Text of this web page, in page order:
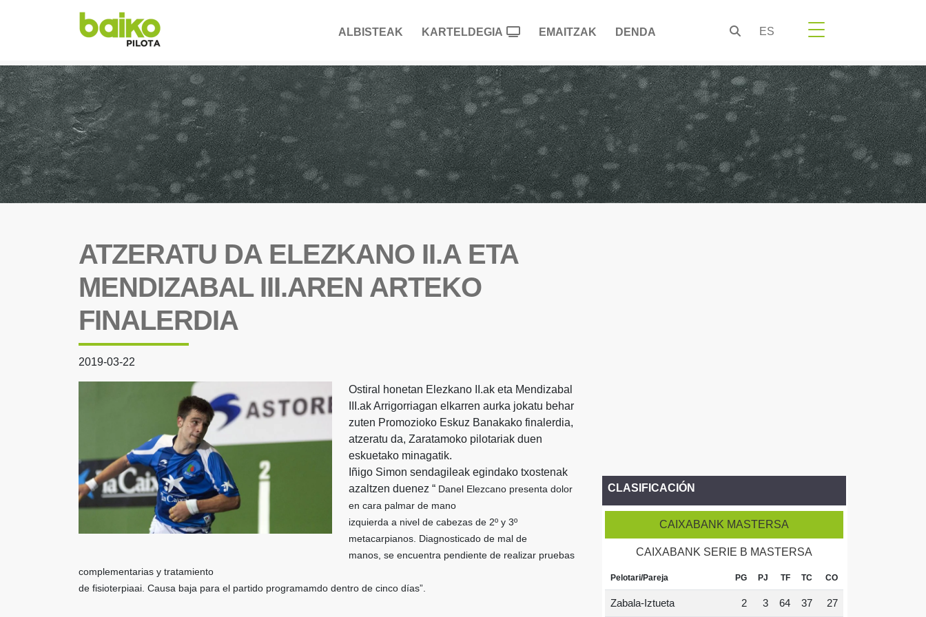
ALBISTEAK KARTELDEGIA EMAITZAK DENDA ES
ATZERATU DA ELEZKANO II.A ETA
MENDIZABAL III.AREN ARTEKO
FINALERDIA
2019-03-22
Ostiral honetan Elezkano II.ak eta Mendizabal
III.ak Arrigorriagan elkarren aurka jokatu behar
zuten Promozioko Eskuz Banakako finalerdia,
atzeratu da, Zaratamoko pilotariak duen
eskuetako minagatik.
Iñigo Simon sendagileak egindako txostenak
azaltzen duenez “ Danel Elezcano presenta dolor
en cara palmar de mano
izquierda a nivel de cabezas de 2º y 3º
metacarpianos. Diagnosticado de mal de
manos, se encuentra pendiente de realizar pruebas
complementarias y tratamiento
de fisioterpiaai. Causa baja para el partido programamdo dentro de cinco días”.
CLASIFICACIÓN
CAIXABANK MASTERSA
CAIXABANK SERIE B MASTERSA
Pelotari/Pareja PG PJ TF TC CO
Zabala-Iztueta 2 3 64 37 27